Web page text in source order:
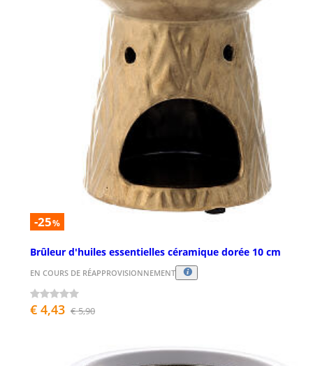
-25%
Brûleur d'huiles essentielles céramique dorée 10 cm
EN COURS DE RÉAPPROVISIONNEMENT
€ 4,43 € 5,90